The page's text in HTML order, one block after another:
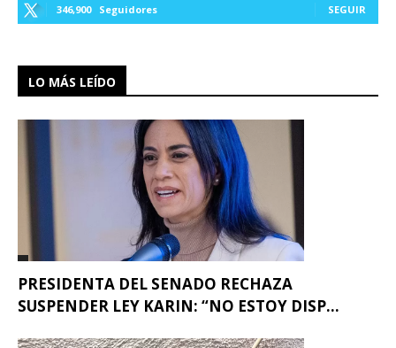
346,900 Seguidores SEGUIR
LO MÁS LEÍDO
PRESIDENTA DEL SENADO RECHAZA
SUSPENDER LEY KARIN: “NO ESTOY DISP...